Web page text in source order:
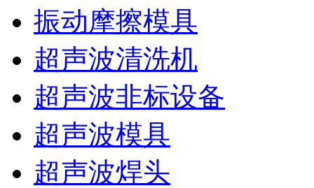
振动摩擦模具
超声波清洗机
超声波非标设备
超声波模具
超声波焊头